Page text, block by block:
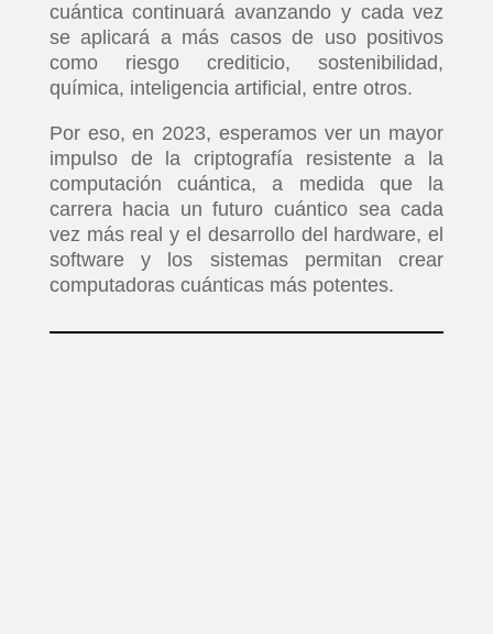
INICIO
PELICULAS
SERIES
TECNOVITOS
T-
cuántica continuará avanzando y cada vez
se aplicará a más casos de uso positivos
como riesgo crediticio, sostenibilidad,
química, inteligencia artificial, entre otros.
Por eso, en 2023, esperamos ver un mayor
impulso de la criptografía resistente a la
computación cuántica, a medida que la
carrera hacia un futuro cuántico sea cada
vez más real y el desarrollo del hardware, el
software y los sistemas permitan crear
computadoras cuánticas más potentes.